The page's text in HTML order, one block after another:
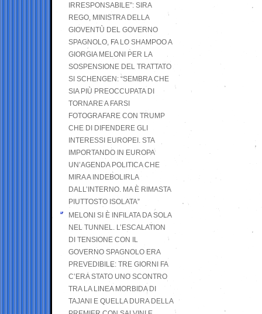
IRRESPONSABILE”: SIRA
REGO, MINISTRA DELLA
GIOVENTÙ DEL GOVERNO
SPAGNOLO, FA LO SHAMPOO A
GIORGIA MELONI PER LA
SOSPENSIONE DEL TRATTATO
SI SCHENGEN: “SEMBRA CHE
SIA PIÙ PREOCCUPATA DI
TORNARE A FARSI
FOTOGRAFARE CON TRUMP
CHE DI DIFENDERE GLI
INTERESSI EUROPEI. STA
IMPORTANDO IN EUROPA
UN’AGENDA POLITICA CHE
MIRA A INDEBOLIRLA
DALL’INTERNO. MA È RIMASTA
PIUTTOSTO ISOLATA”
MELONI SI È INFILATA DA SOLA
NEL TUNNEL. L’ESCALATION
DI TENSIONE CON IL
GOVERNO SPAGNOLO ERA
PREVEDIBILE: TRE GIORNI FA
C’ERA STATO UNO SCONTRO
TRA LA LINEA MORBIDA DI
TAJANI E QUELLA DURA DELLA